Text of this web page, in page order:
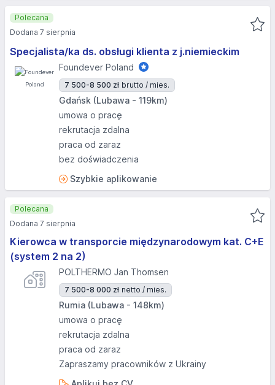
Specjalista/ka ds. obsługi klienta z j.niemieckim
Foundever Poland
7 500-8 500 zł brutto / mies.
Gdańsk (Lubawa - 119km)
umowa o pracę
rekrutacja zdalna
praca od zaraz
bez doświadczenia
Szybkie aplikowanie
Polecana
Dodana 7 sierpnia
Kierowca w transporcie międzynarodowym kat. C+E
(system 2 na 2)
POLTHERMO Jan Thomsen
7 500-8 000 zł netto / mies.
Rumia (Lubawa - 148km)
umowa o pracę
rekrutacja zdalna
praca od zaraz
Zapraszamy pracowników z Ukrainy
Polecana
Dodana 7 sierpnia